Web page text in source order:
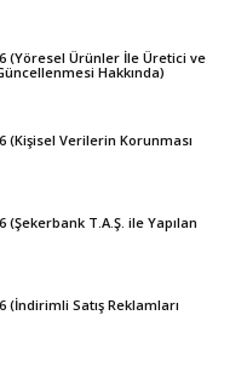
(Yöresel Ürünler İle Üretici ve
Hakkında)
(Kişisel Verilerin Korunması
(Şekerbank T.A.Ş. ile Yapılan
(İndirimli Satış Reklamları